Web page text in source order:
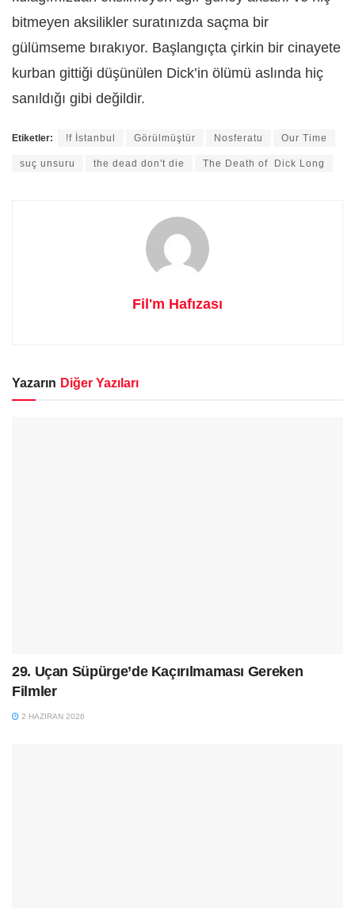
bitmeyen aksilikler suratınızda saçma bir
gülümseme bırakıyor. Başlangıçta çirkin bir cinayete
kurban gittiği düşünülen Dick’in ölümü aslında hiç
sanıldığı gibi değildir.
Etiketler: !f İstanbul Görülmüştür Nosferatu Our Time
suç unsuru the dead don't die The Death of Dick Long
Fil'm Hafızası
Yazarın Diğer Yazıları
29. Uçan Süpürge’de Kaçırılmaması Gereken
Filmler
2 HAZIRAN 2026